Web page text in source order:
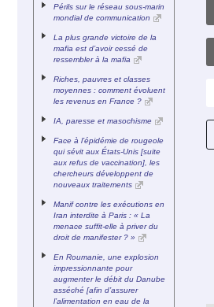
Périls sur le réseau sous-marin
mondial de communication
La plus grande victoire de la
mafia est d’avoir cessé de
ressembler à la mafia
Riches, pauvres et classes
moyennes : comment évoluent
les revenus en France ?
IA, paresse et masochisme
Face à l’épidémie de rougeole
qui sévit aux États-Unis [suite
aux refus de vaccination], les
chercheurs développent de
nouveaux traitements
Manif contre les exécutions en
Iran interdite à Paris : « La
menace suffit-elle à priver du
droit de manifester ? »
En Roumanie, une explosion
impressionnante pour
augmenter le débit du Danube
asséché [afin d’assurer
l’alimentation en eau de la